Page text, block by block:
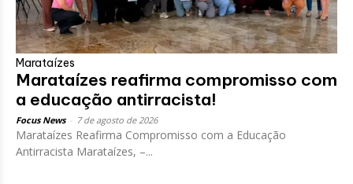
Marataízes
Marataízes reafirma compromisso com
a educação antirracista!
Focus News 7 de agosto de 2026
Marataízes Reafirma Compromisso com a Educação
Antirracista Marataízes, –...